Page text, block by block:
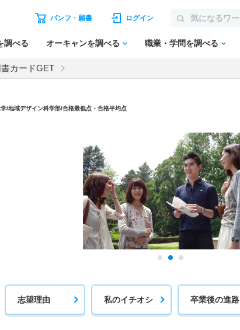
パンフ・願書 ログイン
調べる オーキャンを調べる 職業・学問を調べる
カードGET
/地域デザイン科学部/合格最低点・合格平均点
志望理由 私のイチオシ 卒業後の進路